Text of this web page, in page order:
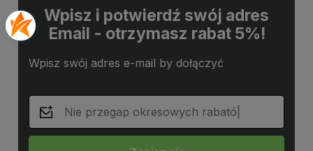
Wpisz i potwierdź swój adres
Email - otrzymasz rabat 5%!
Wpisz swój adres e-mail by dołączyć